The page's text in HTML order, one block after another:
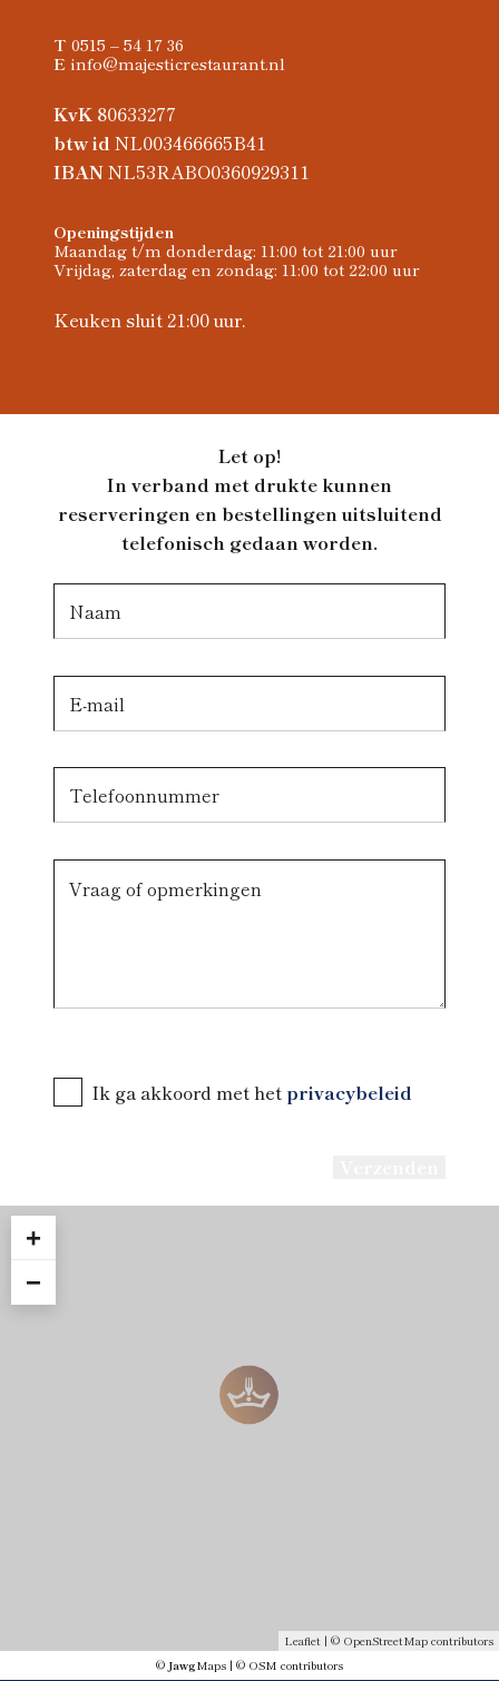
T 0515 – 54 17 36
Einfo@majesticrestaurant.nl
KvK 80633277
btw id NL003466665B41
IBANNL53RABO0360929311
Openingstijden
Maandag t/m donderdag: 11:00 tot 21:00 uur
Vrijdag, zaterdag en zondag: 11:00 tot 22:00 uur
Keuken sluit 21:00 uur.
Let op!
In verband met drukte kunnen
reserveringen en bestellingen uitsluitend
telefonisch gedaan worden.
Ik ga akkoord met het privacybeleid
+
−
Leaflet | © OpenStreetMap contributors
© JawgMaps | © OSM contributors